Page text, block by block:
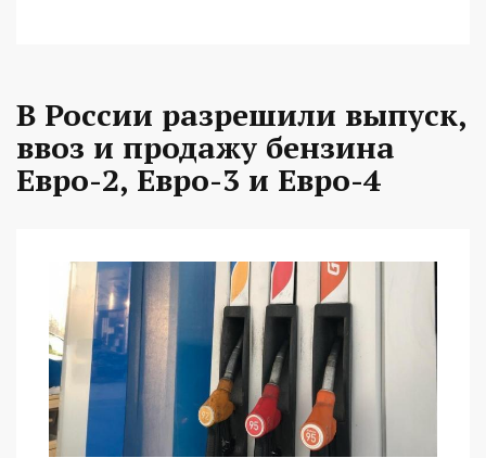
В России разрешили выпуск,
ввоз и продажу бензина
Евро-2, Евро-3 и Евро-4